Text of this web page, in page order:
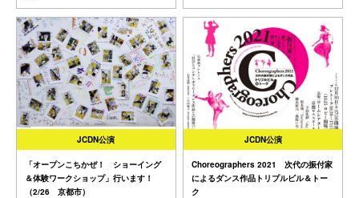
JCDN公演
「オープンこちかぜ！ ショーイング
＆体験ワークショップ」行います！
（2/26 京都市）
JCDN公演
Choreographers 2021 次代の振付家
によるダンス作品トリプルビル＆トー
ク